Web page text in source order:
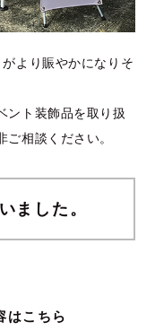
より賑やかになりそ
ント装飾品を取り扱
相談ください。
ました。
はこちら